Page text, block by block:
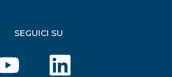
SEGUICI SU